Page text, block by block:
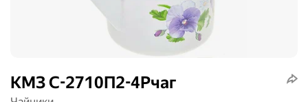
КМЗ С-2710П2-4Рчаг